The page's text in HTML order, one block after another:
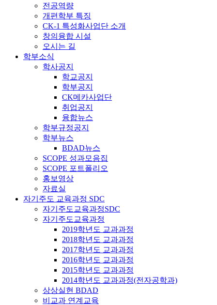
전공역량
개편학부 특징
CK-1 특성화사업단 소개
창의융합 시설
오시는 길
학부소식
학사공지
학교공지
학부공지
CK메카사업단
취업공지
융합뉴스
학부규정공지
학부뉴스
BDAD뉴스
SCOPE 성과모음집
SCOPE 포트폴리오
홍보영상
자료실
자기주도 교육과정 SDC
자기주도교육과정SDC
자기주도교육과정
2019학년도 교과과정
2018학년도 교과과정
2017학년도 교과과정
2016학년도 교과과정
2015학년도 교과과정
2014학년도 교과과정(전자공학과)
상상실현 BDAD
비교과 연계교육